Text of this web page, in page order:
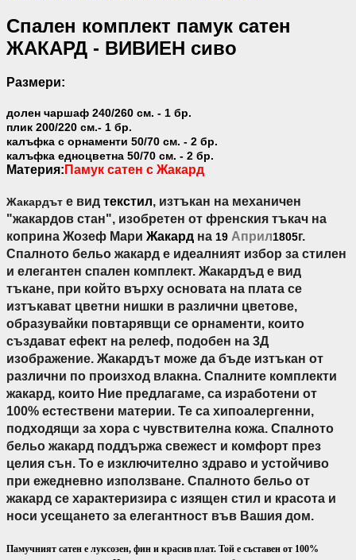
Спален комплект памук сатен
ЖАКАРД - ВИВИЕН сиво
Размери:
долен чаршаф 240/260 см. - 1 бр.
плик 200/220 см.- 1 бр.
калъфка с орнаменти 50/70 см. - 2 бр.
калъфка едноцветна 50/70 см. - 2 бр.
Материя: Памук сатен с Жакард
Жакардът е вид текстил, изтъкан на механичен
"жакардов стан", изобретен от френския тъкач на
коприна Жозеф Мари Жакард на 19 Април1805г.
Спалното бельо жакард е идеалният избор за стилен
и елегантен спален комплект. Жакардъд е вид
тъкане, при който върху основата на плата се
изтъкават цветни нишки в различни цветове,
образувайки повтарявщи се орнаменти, които
създават ефект на релеф, подобен на 3Д
изображение. Жакардът може да бъде изтъкан от
различни по произход влакна. Спалните комплекти
жакард, които Ние предлагаме, са изработени от
100% естествени материи. Те са хипоалергенни,
подходящи за хора с чувствителна кожа. Спалното
бельо жакард поддържа свежест и комфорт през
целия сън. То е изключително здраво и устойчиво
при ежедневно използване. Спалното бельо от
жакард се характеризира с изящен стил и красота и
носи усещането за елегантност във Вашия дом.
Памучният сатен е луксозен, фин и красив плат. Той е съставен от 100%